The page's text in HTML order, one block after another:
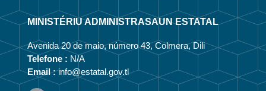
MINISTÉRIU ADMINISTRASAUN ESTATAL
Avenida 20 de maio, número 43, Colmera, Dili
Telefone : N/A
Email :info@estatal.gov.tl